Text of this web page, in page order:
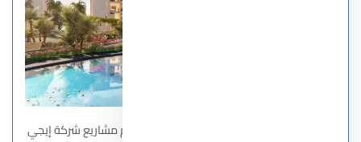
هو واحدة من أهم مشاريع شركة إيجي